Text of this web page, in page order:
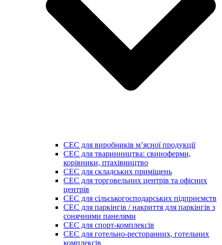
СЕС для виробників мʼясної продукції
СЕС для тваринництва: свиноферми,
корівники, птахівництво
СЕС для складських приміщень
СЕС для торговельних центрів та офісних
центрів
СЕС для сільськогосподарських підприємств
СЕС для паркінгів / накриття для паркінгів з
сонячними панелями
СЕС для спорт-комплексів
СЕС для готельно-ресторанних, готельних
комплексів